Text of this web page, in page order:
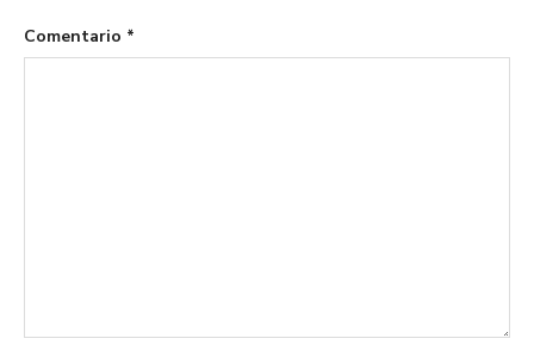
Comentario *